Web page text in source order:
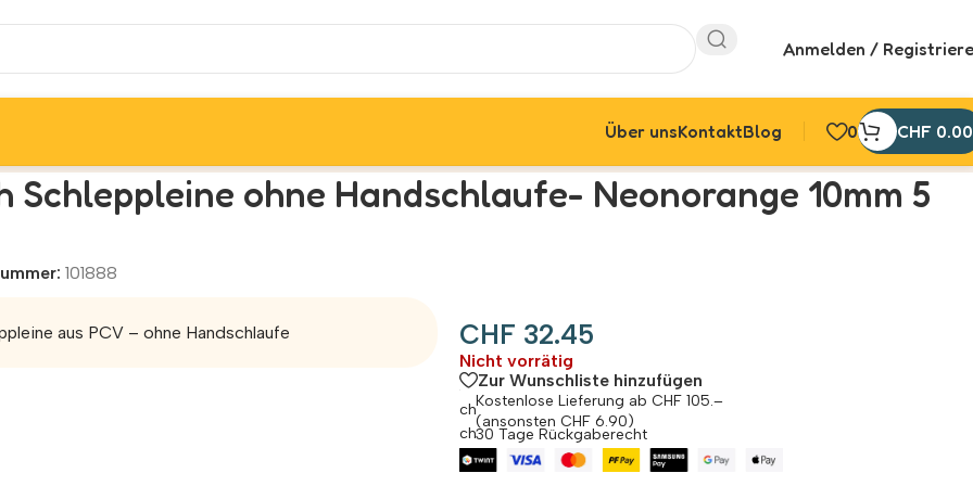
Anmelden /
Über unsKontaktBlog 0 CHF 0.00
Schleppleine ohne Handschlaufe- Neonorange 10mm 5
101888
aus PCV – ohne Handschlaufe CHF 32.45
Nicht vorrätig
Zur Wunschliste hinzufügen
Kostenlose Lieferung ab CHF 105.–
(ansonsten CHF 6.90)
30 Tage Rückgaberecht